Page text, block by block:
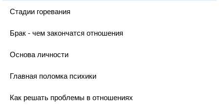
Стадии горевания
Брак - чем закончатся отношения
Основа личности
Главная поломка психики
Как решать проблемы в отношениях